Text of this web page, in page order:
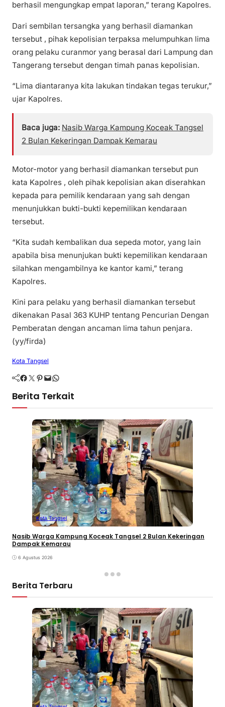
berhasil mengungkap empat laporan,” terang Kapolres.
Dari sembilan tersangka yang berhasil diamankan
tersebut , pihak kepolisian terpaksa melumpuhkan lima
orang pelaku curanmor yang berasal dari Lampung dan
Tangerang tersebut dengan timah panas kepolisian.
“Lima diantaranya kita lakukan tindakan tegas terukur,”
ujar Kapolres.
Baca juga: Nasib Warga Kampung Koceak Tangsel
2 Bulan Kekeringan Dampak Kemarau
Motor-motor yang berhasil diamankan tersebut pun
kata Kapolres , oleh pihak kepolisian akan diserahkan
kepada para pemilik kendaraan yang sah dengan
menunjukkan bukti-bukti kepemilikan kendaraan
tersebut.
“Kita sudah kembalikan dua sepeda motor, yang lain
apabila bisa menunjukan bukti kepemilikan kendaraan
silahkan mengambilnya ke kantor kami,” terang
Kapolres.
Kini para pelaku yang berhasil diamankan tersebut
dikenakan Pasal 363 KUHP tentang Pencurian Dengan
Pemberatan dengan ancaman lima tahun penjara.
(yy/firda)
Kota Tangsel
Facebook Twitter Pinterest Mail WhatsApp
Berita Terkait
Kota Tangsel
Nasib Warga Kampung Koceak Tangsel 2 Bulan Kekeringan
Dampak Kemarau
6 Agustus 2026
Berita Terbaru